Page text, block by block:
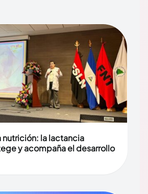
nutrición: la lactancia
y acompaña el desarrollo